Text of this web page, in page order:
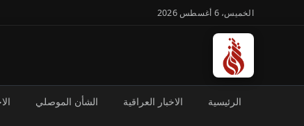
الخميس، 6 أغسطس 2026
الرئيسية الاخبار العراقية الشأن الموصلي